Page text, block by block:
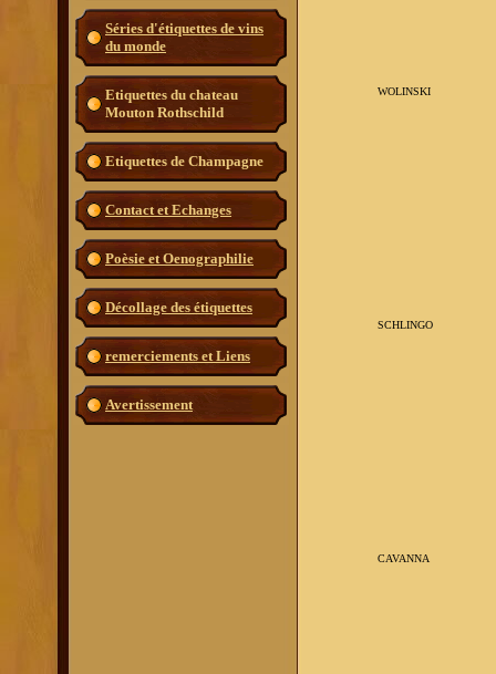
Séries d'étiquettes de vins
du monde
Etiquettes du chateau
Mouton Rothschild
Etiquettes de Champagne
Contact et Echanges
Poèsie et Oenographilie
Décollage des étiquettes
remerciements et Liens
Avertissement
WOLINSKI
SCHLINGO
CAVANNA